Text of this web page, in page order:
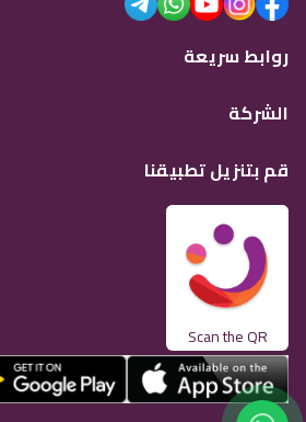
روابط سريعة
الشركة
قم بتنزيل تطبيقنا
Scan the QR